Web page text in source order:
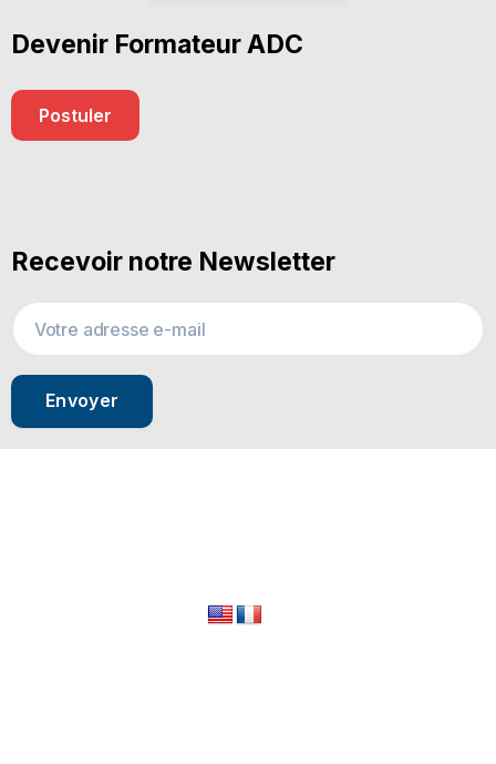
Devenir Formateur ADC
Postuler
Recevoir notre Newsletter
Envoyer